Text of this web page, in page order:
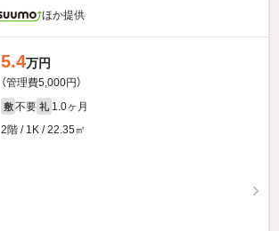
ほか提供
5.4万円
（管理費5,000円）
敷 不要 礼 1.0ヶ月
2階 / 1K / 22.35㎡